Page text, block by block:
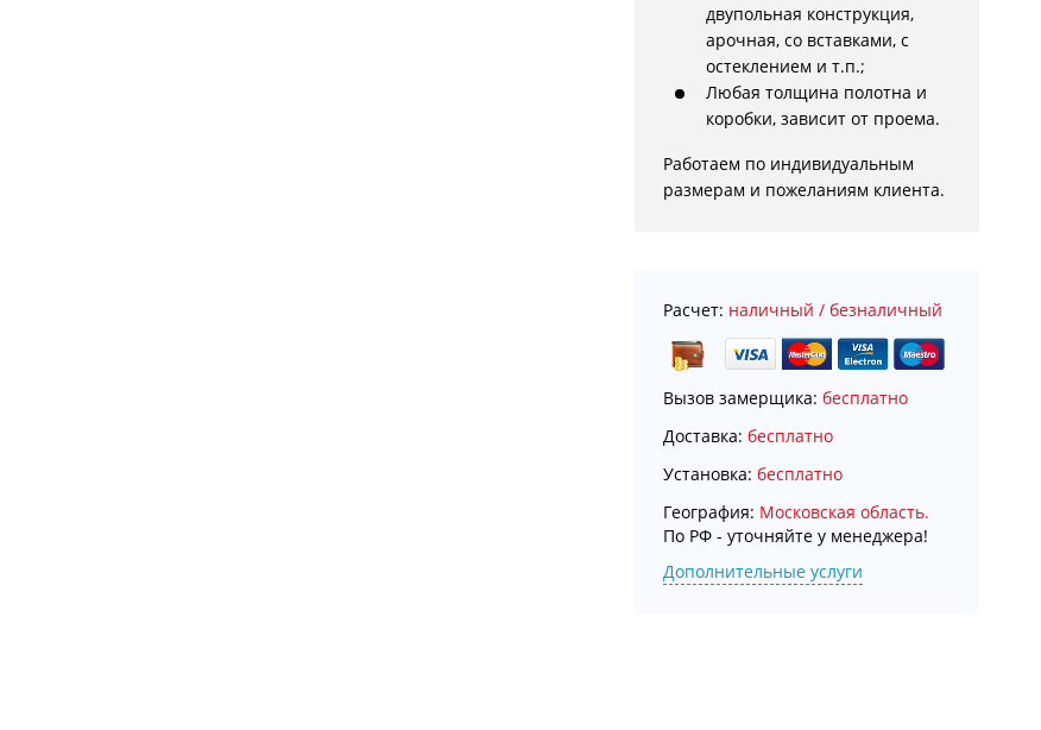
двупольная конструкция,
арочная, со вставками, с
остеклением и т.п.;
Любая толщина полотна и
коробки, зависит от проема.
Работаем по индивидуальным
размерам и пожеланиям клиента.
Расчет: наличный / безналичный
Вызов замерщика: бесплатно
Доставка: бесплатно
Установка: бесплатно
География: Московская область.
По РФ - уточняйте у менеджера!
Дополнительные услуги